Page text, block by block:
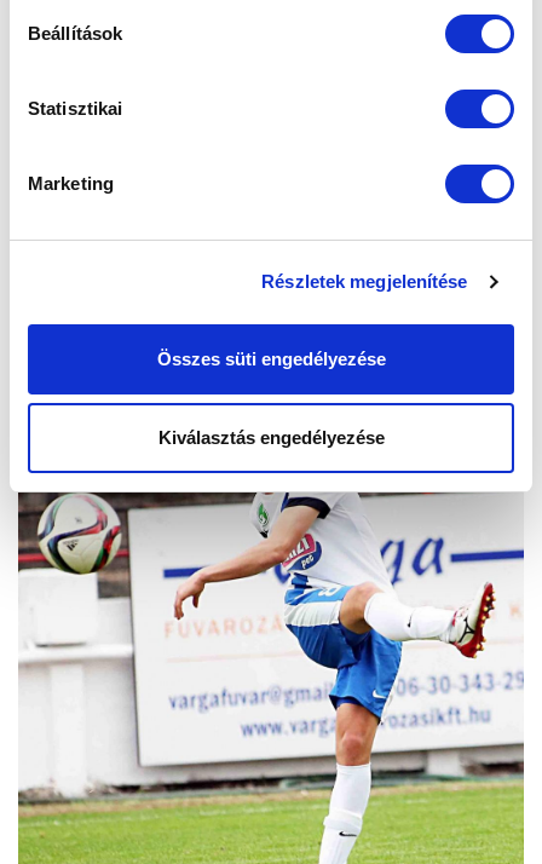
Beállítások
Statisztikai
Marketing
Részletek megjelenítése
Összes süti engedélyezése
Kiválasztás engedélyezése